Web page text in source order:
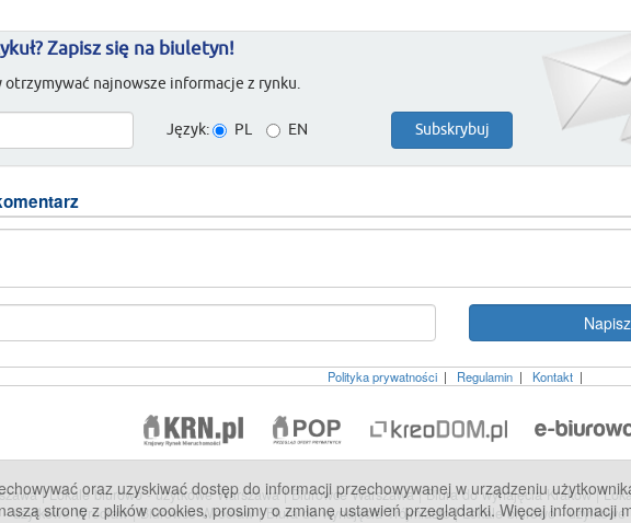
oraz uzyskiwać dostęp do informacji przechowywanej w urządzeniu
stronę z plików cookies, prosimy o zmianę ustawień przeglądarki. Więcej informacji
Zapisz się na biuletyn!
otrzymywać najnowsze informacje z rynku.
Język: PL EN
Polityka prywatności| Regulamin| Kontakt|
|Lokale biurowo - użytkowe Warszawa|Biurowce Warszawa|Biura do wynajęcia Kraków|
użytkowe Wrocław|Biurowce Wrocław|Biura do wynajęcia Trójmiasto|Lokale biurowo -